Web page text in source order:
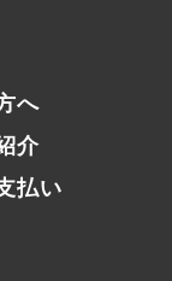
へ
介
払い